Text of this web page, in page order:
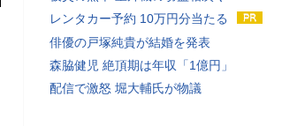
レンタカー予約 10万円分当たる
俳優の戸塚純貴が結婚を発表
森脇健児 絶頂期は年収「1億円」
配信で激怒 堀大輔氏が物議